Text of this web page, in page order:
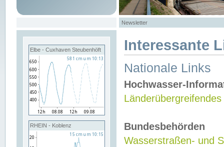
Newsletter
Elbe - Cuxhaven Steubenhöft
RHEIN - Koblenz
Interessante
Nationale Links
Hochwasser-
Bundesbehörden
Wasserstraßen- und